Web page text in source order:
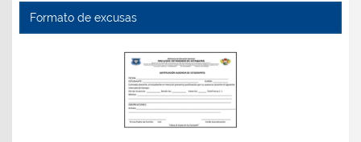
Formato de excusas